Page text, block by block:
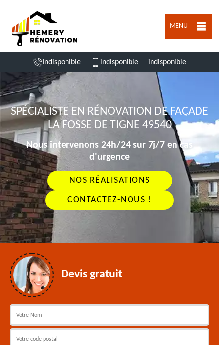
MENU
indisponible indisponible indisponible
SPÉCIALISTE EN RÉNOVATION DE FAÇADE
LA FOSSE DE TIGNE 49540
Nous intervenons 24h/24 sur 7j/7 en cas
d'urgence
NOS RÉALISATIONS
CONTACTEZ-NOUS !
Devis gratuit